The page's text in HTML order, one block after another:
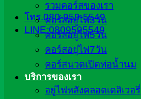
โทร.080-959-5549
LINE:0809595549
รวมคอร์สของเรา
คอร์สอยู่ไฟ3วัน
คอร์สอยู่ไฟ5วัน
คอร์สอยู่ไฟ7วัน
คอร์สนวดเปิดท่อน้ำนม
บริการของเรา
อยู่ไฟหลังคลอดเดลิเวอรี่